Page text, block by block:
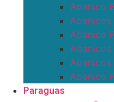
Abanico
Abanicos
Abanico
Abanicos
Abanico
Paraguas